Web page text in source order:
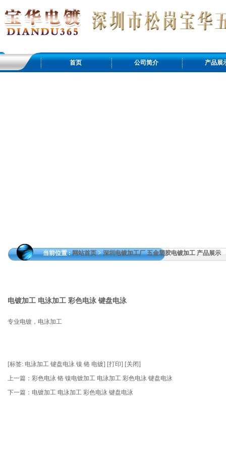
首页 公司简介 产品展
当前位置 :网站首页>深圳电镀加工厂 五金塑胶电镀加工 产品展示
电镀加工 电泳加工 彩色电泳 键盘电泳
专业电镀，电泳加工
[标签: 电泳加工 键盘电泳 镍 铬 电镀] [打印] [关闭]
上一篇：彩色电泳 铬 镍电镀加工 电泳加工 彩色电泳 键盘电泳
下一篇： 电镀加工 电泳加工 彩色电泳 键盘电泳